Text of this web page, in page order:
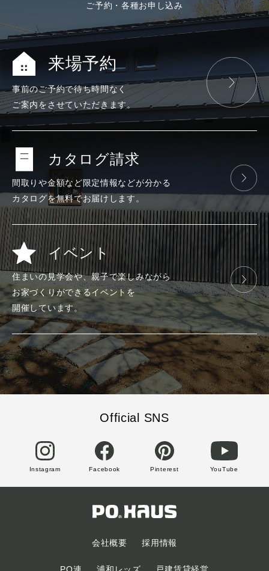
ご予約・各種お申し込み
来場予約
事前のご予約で待ち時間なく
ご案内をさせていただきます。
カタログ請求
間取りや金額など限定情報などが分かる
カタログを無料でお届けします。
イベント
住まいの見学会や、親子で楽しみながら
お家づくりができるイベントを
開催しています。
Official SNS
Instagram Facebook Pinterest YouTube
会社概要 採用情報